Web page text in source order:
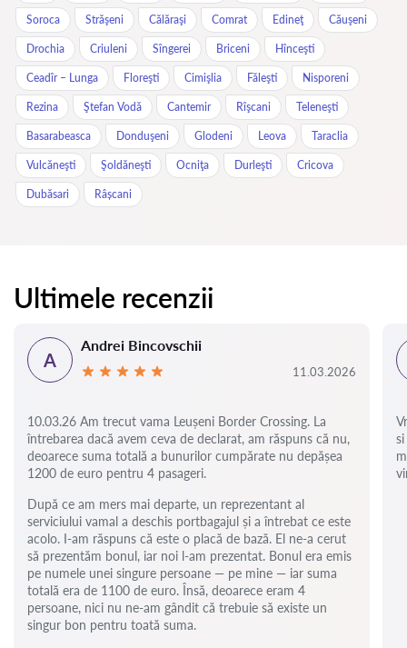
Soroca Străşeni Călăraşi Comrat Edineţ Căuşeni
Drochia Criuleni Sîngerei Briceni Hînceşti
Ceadîr – Lunga Floreşti Cimişlia Făleşti Nisporeni
Rezina Ştefan Vodă Cantemir Rîşcani Teleneşti
Basarabeasca Donduşeni Glodeni Leova Taraclia
Vulcăneşti Şoldăneşti Ocniţa Durleşti Cricova
Dubăsari Râșcani
Ultimele recenzii
A
Andrei Bincovschii
11.03.2026
10.03.26 Am trecut vama Leușeni Border Crossing. La
întrebarea dacă avem ceva de declarat, am răspuns că nu,
deoarece suma totală a bunurilor cumpărate nu depășea
1200 de euro pentru 4 pasageri.
După ce am mers mai departe, un reprezentant al
serviciului vamal a deschis portbagajul și a întrebat ce este
acolo. I-am răspuns că este o placă de bază. El ne-a cerut
să prezentăm bonul, iar noi l-am prezentat. Bonul era emis
pe numele unei singure persoane — pe mine — iar suma
totală era de 1100 de euro. Însă, deoarece eram 4
persoane, nici nu ne-am gândit că trebuie să existe un
singur bon pentru toată suma.